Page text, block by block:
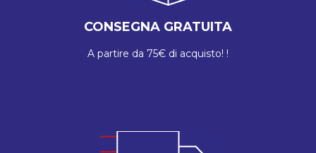
CONSEGNA GRATUITA
A partire da 75€ di acquisto! !